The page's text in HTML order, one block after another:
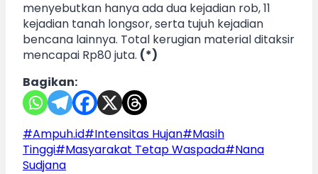
menyebutkan hanya ada dua kejadian rob, 11
kejadian tanah longsor, serta tujuh kejadian
bencana lainnya. Total kerugian material ditaksir
mencapai Rp80 juta. (*)
Bagikan:
Post
Tags:
#Ampuh.id#Intensitas Hujan#Masih
Tinggi#Masyarakat Tetap Waspada#Nana
Sudjana